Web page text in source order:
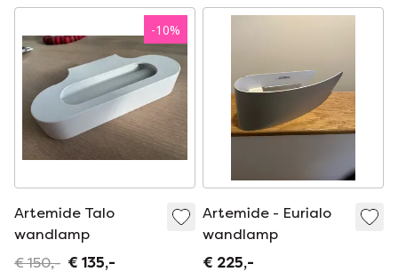
-10%
Artemide Talo
wandlamp
€ 150,- € 135,-
Artemide - Eurialo
wandlamp
€ 225,-